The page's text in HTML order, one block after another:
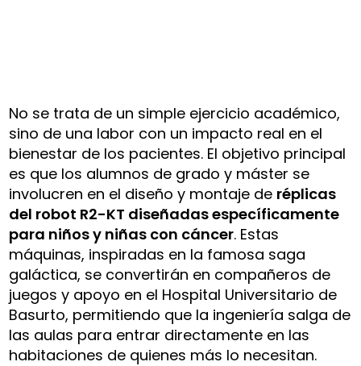
No se trata de un simple ejercicio académico,
sino de una labor con un impacto real en el
bienestar de los pacientes. El objetivo principal
es que los alumnos de grado y máster se
involucren en el diseño y montaje de réplicas
del robot R2-KT diseñadas específicamente
para niños y niñas con cáncer. Estas
máquinas, inspiradas en la famosa saga
galáctica, se convertirán en compañeros de
juegos y apoyo en el Hospital Universitario de
Basurto, permitiendo que la ingeniería salga de
las aulas para entrar directamente en las
habitaciones de quienes más lo necesitan.